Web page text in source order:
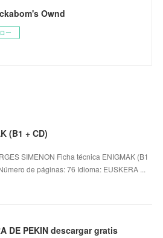
Ownd
ー
(B1 + CD)
SIMENON Ficha técnica ENIGMAK (B1
de páginas: 76 Idioma: EUSKERA ...
DE PEKIN descargar gratis